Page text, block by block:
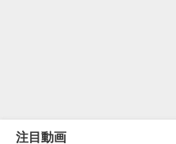
注目動画